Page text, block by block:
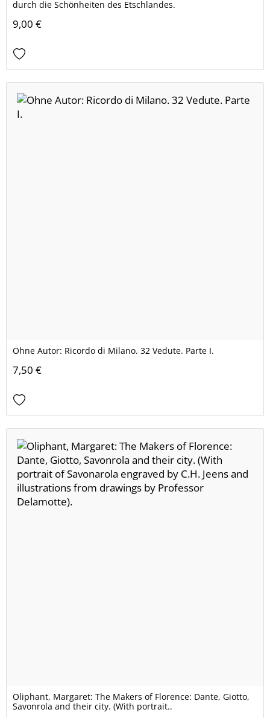
durch die Schönheiten des Etschlandes.
9,00 €
Ohne Autor: Ricordo di Milano. 32 Vedute. Parte I.
7,50 €
Oliphant, Margaret: The Makers of Florence: Dante, Giotto,
Savonrola and their city. (With portrait..